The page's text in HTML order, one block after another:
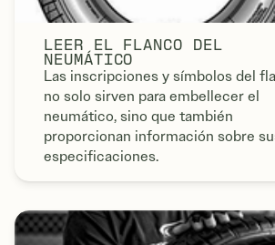
LEER EL FLANCO DEL
NEUMÁTICO
Las inscripciones y símbolos del
no solo sirven para embellecer el
neumático, sino que también
proporcionan información sobre
especificaciones.